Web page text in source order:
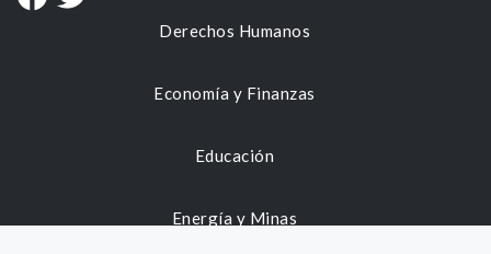
Derechos Humanos
Economía y Finanzas
Educación
Energía y Minas